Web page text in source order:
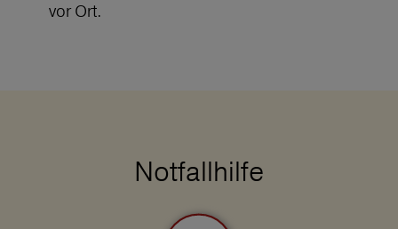
vor Ort.
Notfallhilfe